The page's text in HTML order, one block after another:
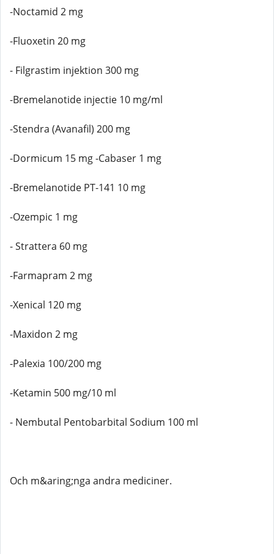
-Noctamid 2 mg
-Fluoxetin 20 mg
- Filgrastim injektion 300 mg
-Bremelanotide injectie 10 mg/ml
-Stendra (Avanafil) 200 mg
-Dormicum 15 mg -Cabaser 1 mg
-Bremelanotide PT-141 10 mg
-Ozempic 1 mg
- Strattera 60 mg
-Farmapram 2 mg
-Xenical 120 mg
-Maxidon 2 mg
-Palexia 100/200 mg
-Ketamin 500 mg/10 ml
- Nembutal Pentobarbital Sodium 100 ml
Och m&aring;nga andra mediciner.